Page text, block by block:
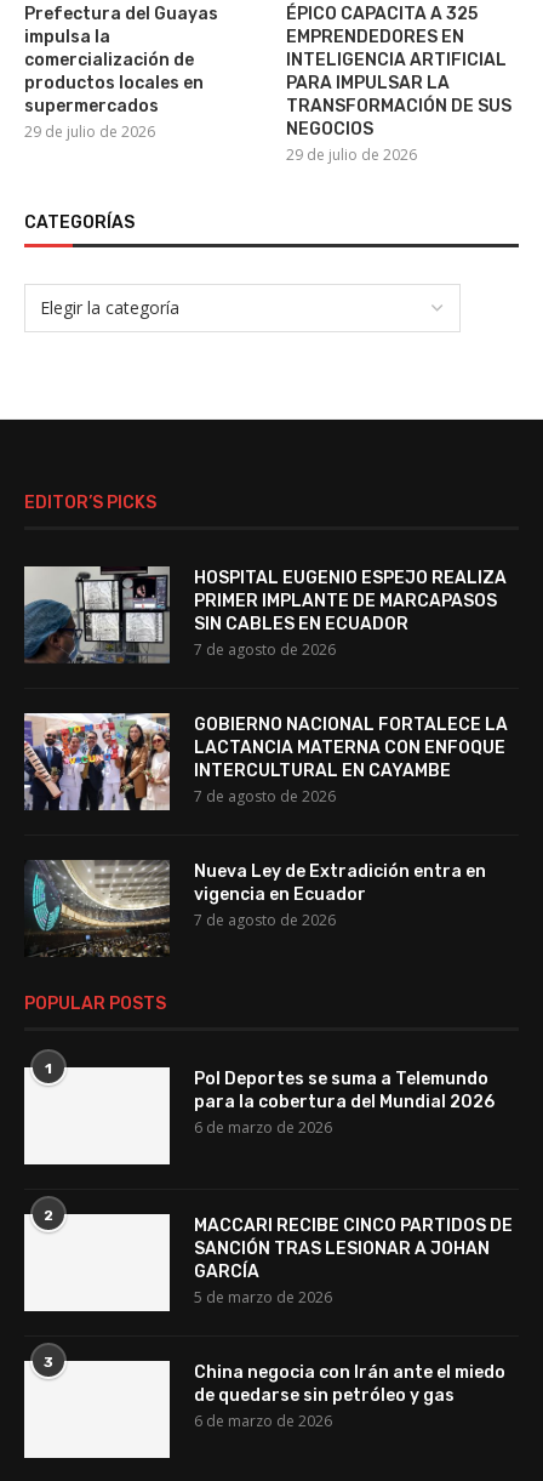
Prefectura del Guayas
impulsa la
comercialización de
productos locales en
supermercados
29 de julio de 2026
ÉPICO CAPACITA A 325
EMPRENDEDORES EN
INTELIGENCIA ARTIFICIAL
PARA IMPULSAR LA
TRANSFORMACIÓN DE SUS
NEGOCIOS
29 de julio de 2026
CATEGORÍAS
EDITOR’S PICKS
HOSPITAL EUGENIO ESPEJO REALIZA
PRIMER IMPLANTE DE MARCAPASOS
SIN CABLES EN ECUADOR
7 de agosto de 2026
GOBIERNO NACIONAL FORTALECE LA
LACTANCIA MATERNA CON ENFOQUE
INTERCULTURAL EN CAYAMBE
7 de agosto de 2026
Nueva Ley de Extradición entra en
vigencia en Ecuador
7 de agosto de 2026
POPULAR POSTS
1
Pol Deportes se suma a Telemundo
para la cobertura del Mundial 2026
6 de marzo de 2026
2
MACCARI RECIBE CINCO PARTIDOS DE
SANCIÓN TRAS LESIONAR A JOHAN
GARCÍA
5 de marzo de 2026
3
China negocia con Irán ante el miedo
de quedarse sin petróleo y gas
6 de marzo de 2026